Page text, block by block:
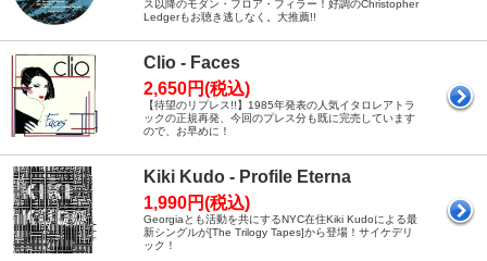
ス以降のモダン・フロア・フィラー！好調のChristopher
Ledgerもお聴き逃しなく。大推薦!!
Clio - Faces
2,650円(税込)
【待望のリプレス!!】1985年発表の人気イタロレアトラ
ックの正規再発、今回のプレス分も既に完売しています
ので、お早めに！
Kiki Kudo - Profile Eterna
1,990円(税込)
Georgiaとも活動を共にするNYC在住Kiki Kudoによる最
新シングルが[The Trilogy Tapes]から登場！サイケデリ
ック！